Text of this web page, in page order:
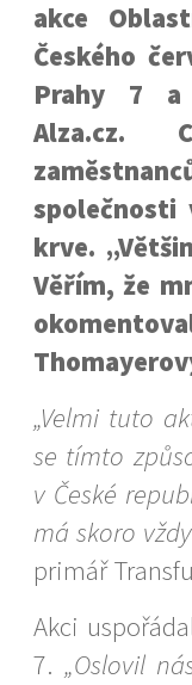
akce
Českého
Prahy 7 a
Alza.cz.
společnosti
krve.
Věřím, že
„Velmi tuto
se tímto
v České
má skoro
primář
Akci
7. „Oslovil